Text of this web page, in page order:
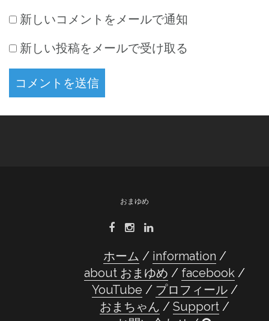
新しいコメントをメールで通知
新しい投稿をメールで受け取る
おまゆめ
ホーム
information
about おまゆめ
facebook
YouTube
プロフィール
おまちゃん
Support